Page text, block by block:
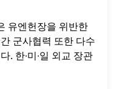
유엔헌장을 위반한
군사협력 또한 다수
. 한∙미∙일 외교 장관